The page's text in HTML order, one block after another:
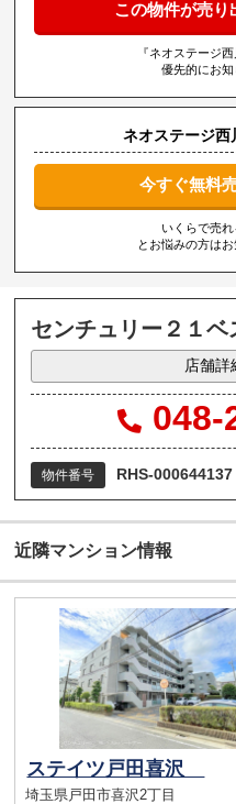
この物件が売り
『ネオステージ
優先的にお知
ネオステージ
今すぐ無料
いくらで売れ
とお悩みの方はお
センチュリー２１ベ
店舗詳
048-
物件番号 RHS-000644137
近隣マンション情報
ステイツ戸田喜沢
埼玉県戸田市喜沢2丁目